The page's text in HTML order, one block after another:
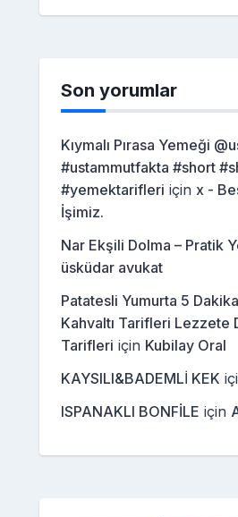
Son yorumlar
Kıymalı Pırasa Yemeği
#ustammutfakta #short
#yemektarifleri için x -
İşimiz.
Nar Ekşili Dolma – Pratik
üsküdar avukat
Patatesli Yumurta 5
Kahvaltı Tarifleri Lezzete
Tarifleri için Kubilay Oral
KAYSILI&BADEMLİ KEK
ISPANAKLI BONFİLE için